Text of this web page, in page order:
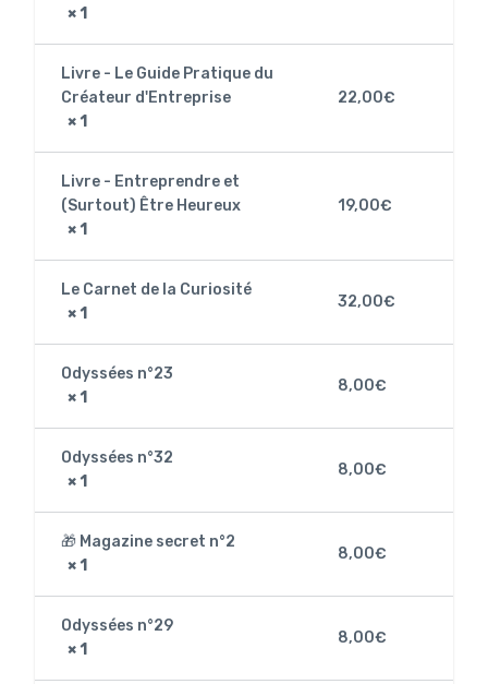
× 1
Livre - Le Guide Pratique du
Créateur d'Entreprise
× 1
22,00€
Livre - Entreprendre et
(Surtout) Être Heureux
× 1
19,00€
Le Carnet de la Curiosité
× 1
32,00€
Odyssées n°23
× 1
8,00€
Odyssées n°32
× 1
8,00€
🎁 Magazine secret n°2
× 1
8,00€
Odyssées n°29
× 1
8,00€